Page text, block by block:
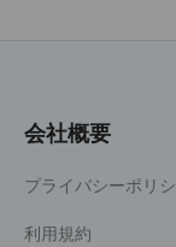
会社概要
プライバシーポリ
利用規約